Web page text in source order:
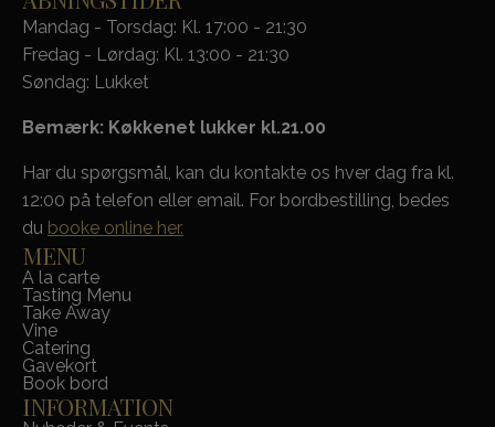
Mandag - Torsdag: Kl. 17:00 - 21:30
Fredag - Lørdag: Kl. 13:00 - 21:30
Søndag: Lukket
Bemærk: Køkkenet lukker kl.21.00
Har du spørgsmål, kan du kontakte os hver dag fra kl.
12:00 på telefon eller email. For bordbestilling, bedes
du booke online her.
MENU
A la carte
Tasting Menu
Take Away
Vine
Catering
Gavekort
Book bord
INFORMATION